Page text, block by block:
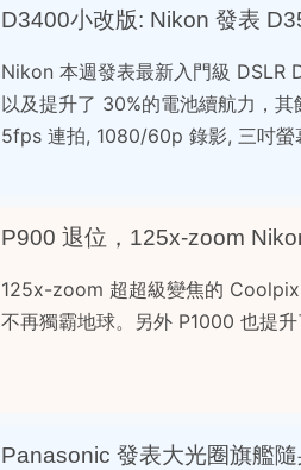
D3400小改版: Nikon 發表
Nikon 本週發表最新入門級 DSLR
以及提升了 30%的電池續航力，
5fps 連拍, 1080/60p 錄影, 三吋螢
P900 退位，125x-zoom
125x-zoom 超超級變焦的
不再獨霸地球。另外 P1000 也提
Panasonic 發表大光圈旗艦